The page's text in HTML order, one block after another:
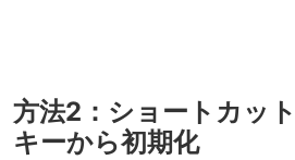
方法2：ショートカット
キーから初期化